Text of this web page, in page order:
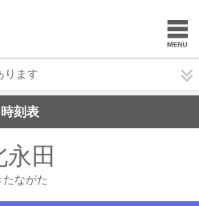
ります
時刻表
永田
たながた